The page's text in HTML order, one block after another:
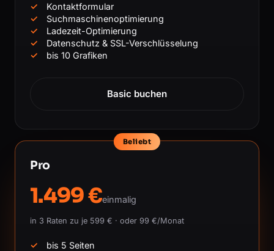
Kontaktformular
Suchmaschinenoptimierung
Ladezeit-Optimierung
Datenschutz & SSL-Verschlüsselung
bis 10 Grafiken
Basic buchen
Beliebt
Pro
1.499 €einmalig
in 3 Raten zu je 599 € · oder 99 €/Monat
bis 5 Seiten